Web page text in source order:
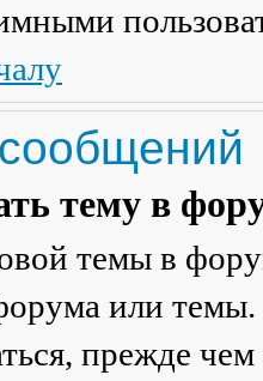
тему в
темы в
или
прежде